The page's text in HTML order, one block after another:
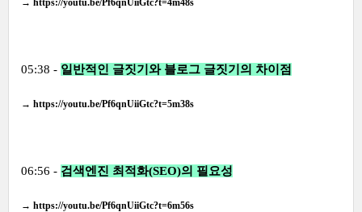
05:38 - 일반적인 글짓기와 블로그 글짓기의 차이점
→ https://youtu.be/Pf6qnUiiGtc?t=5m38s
06:56 - 검색엔진 최적화(SEO)의 필요성
→ https://youtu.be/Pf6qnUiiGtc?t=6m56s